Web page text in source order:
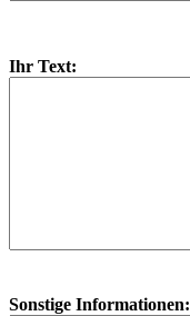
Ihr Text:
Sonstige Informationen: